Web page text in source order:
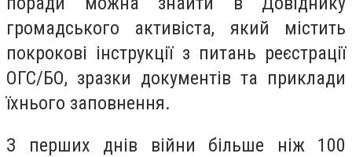
громадського активіста, який містить
покрокові інструкції з питань реєстрації
ОГС/БО, зразки документів та приклади
їхнього заповнення.
З перших днів війни більше ніж 100